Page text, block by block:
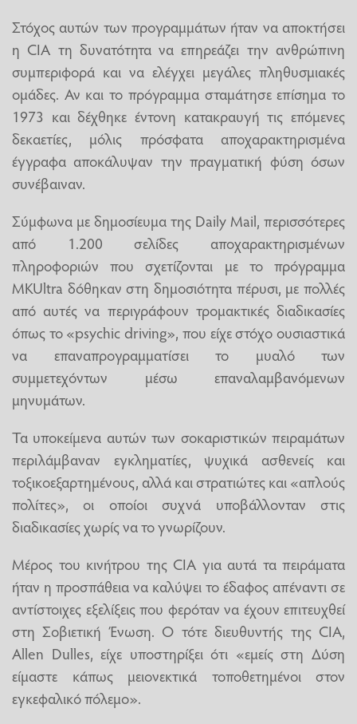
Στόχος αυτών των προγραμμάτων ήταν να αποκτήσει
η CIA τη δυνατότητα να επηρεάζει την ανθρώπινη
συμπεριφορά και να ελέγχει μεγάλες πληθυσμιακές
ομάδες. Αν και το πρόγραμμα σταμάτησε επίσημα το
1973 και δέχθηκε έντονη κατακραυγή τις επόμενες
δεκαετίες, μόλις πρόσφατα αποχαρακτηρισμένα
έγγραφα αποκάλυψαν την πραγματική φύση όσων
συνέβαιναν.
Σύμφωνα με δημοσίευμα της Daily Mail, περισσότερες
από 1.200 σελίδες αποχαρακτηρισμένων
πληροφοριών που σχετίζονται με το πρόγραμμα
MKUltra δόθηκαν στη δημοσιότητα πέρυσι, με πολλές
από αυτές να περιγράφουν τρομακτικές διαδικασίες
όπως το «psychic driving», που είχε στόχο ουσιαστικά
να επαναπρογραμματίσει το μυαλό των
συμμετεχόντων μέσω επαναλαμβανόμενων
μηνυμάτων.
Τα υποκείμενα αυτών των σοκαριστικών πειραμάτων
περιλάμβαναν εγκληματίες, ψυχικά ασθενείς και
τοξικοεξαρτημένους, αλλά και στρατιώτες και «απλούς
πολίτες», οι οποίοι συχνά υποβάλλονταν στις
διαδικασίες χωρίς να το γνωρίζουν.
Μέρος του κινήτρου της CIA για αυτά τα πειράματα
ήταν η προσπάθεια να καλύψει το έδαφος απέναντι σε
αντίστοιχες εξελίξεις που φερόταν να έχουν επιτευχθεί
στη Σοβιετική Ένωση. Ο τότε διευθυντής της CIA,
Allen Dulles, είχε υποστηρίξει ότι «εμείς στη Δύση
είμαστε κάπως μειονεκτικά τοποθετημένοι στον
εγκεφαλικό πόλεμο».